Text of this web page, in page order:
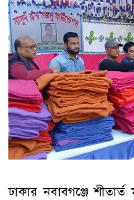
ঢাকার নবাবগঞ্জে